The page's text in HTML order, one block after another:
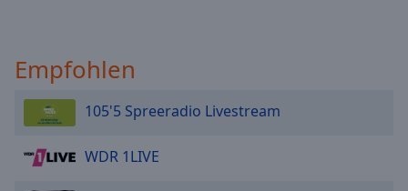
Empfohlen
105'5 Spreeradio Livestream
WDR 1LIVE